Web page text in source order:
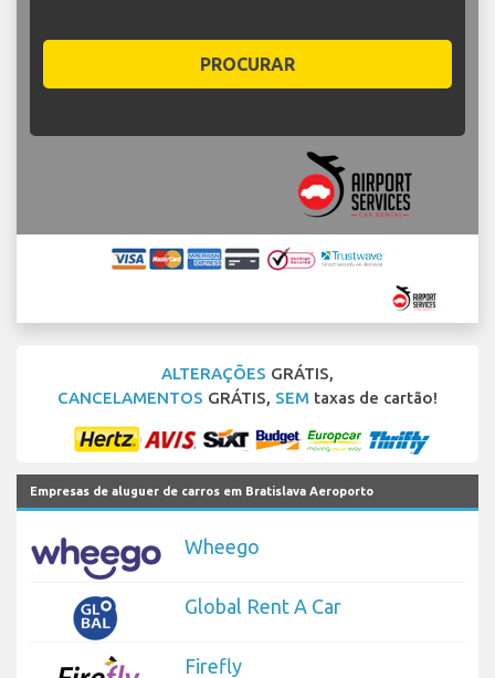
PROCURAR
ALTERAÇÕES GRÁTIS,
CANCELAMENTOS GRÁTIS, SEM taxas de cartão!
Empresas de aluguer de carros em Bratislava Aeroporto
Wheego
Global Rent A Car
Firefly